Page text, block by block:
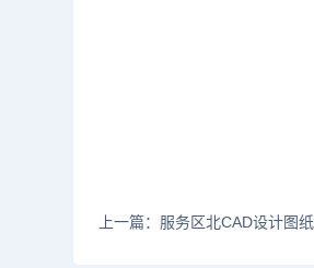
上一篇：服务区北CAD设计图纸